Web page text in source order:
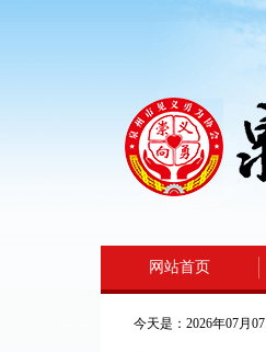
网站首页
今天是：2026年07月07